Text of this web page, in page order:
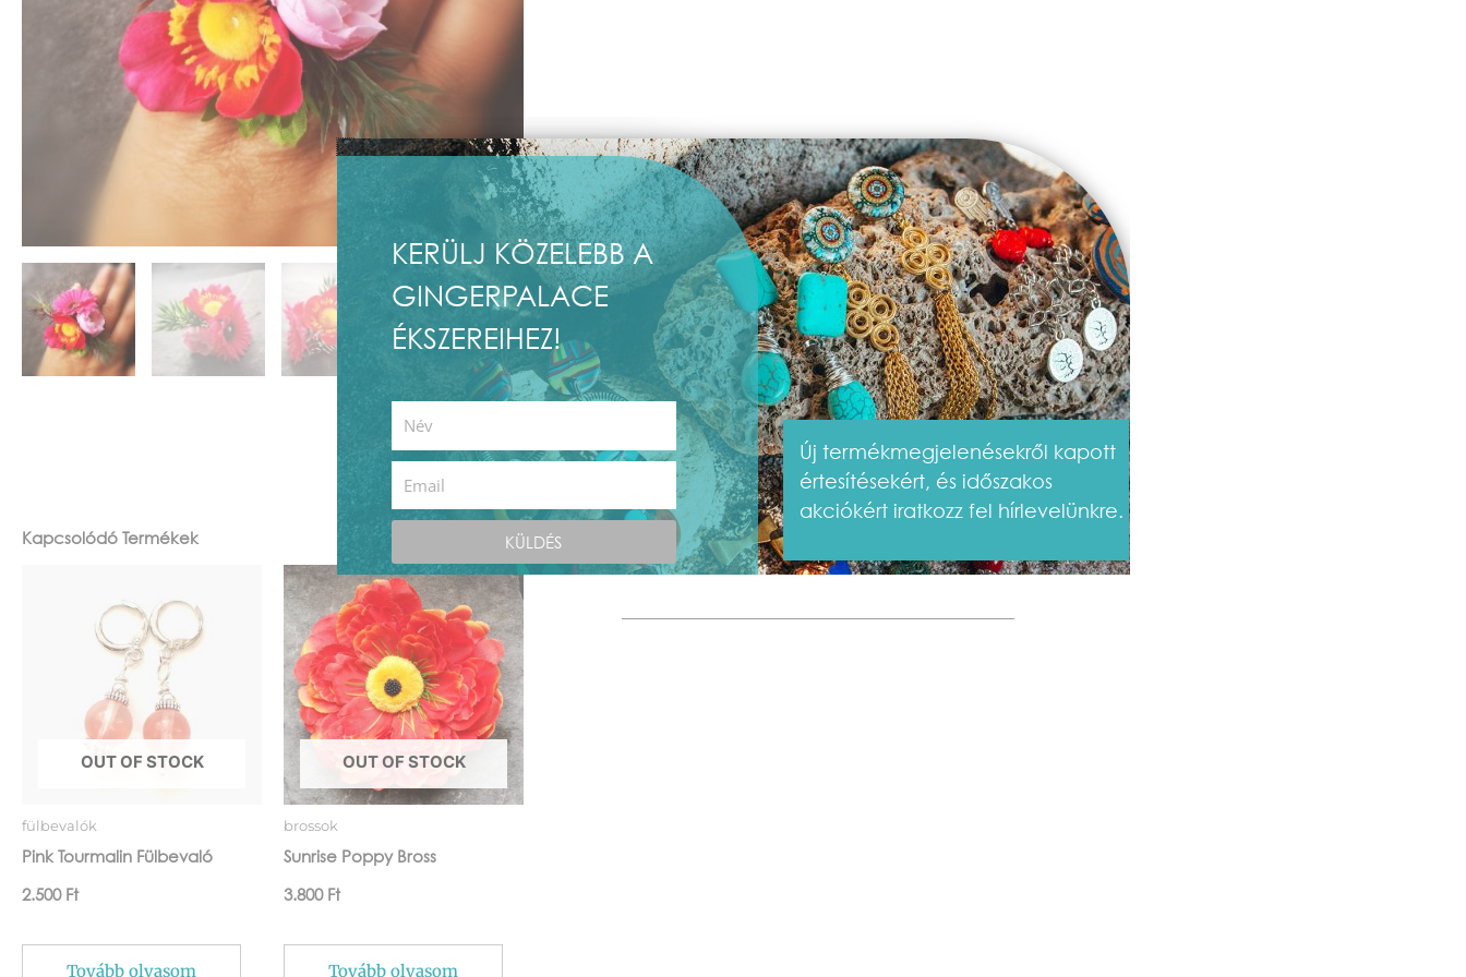
Kapcsolódó Termékek
OUT OF STOCK
fülbevalók
Pink Tourmalin Fülbevaló
2.500 Ft
Tovább olvasom
OUT OF STOCK
brossok
Sunrise Poppy Bross
3.800 Ft
Tovább olvasom
Flower Power Gyűrű
Címke virág
KERÜLJ KÖZELEBB A
GINGERPALACE
ÉKSZEREIHEZ!
Name
KÜLDÉS
Új termékmegjelenésekről kapott
értesítésekért, és időszakos
akciókért iratkozz fel hírlevelünkre.